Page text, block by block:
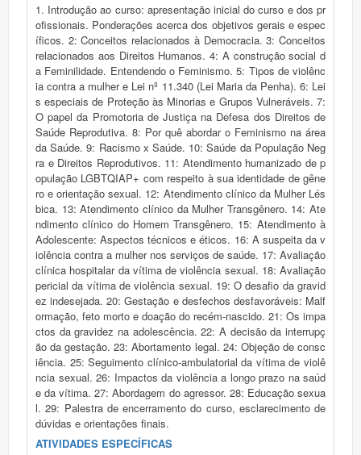
1. Introdução ao curso: apresentação inicial do curso e dos pr
ofissionais. Ponderações acerca dos objetivos gerais e espec
íficos. 2: Conceitos relacionados à Democracia. 3: Conceitos
relacionados aos Direitos Humanos. 4: A construção social d
a Feminilidade. Entendendo o Feminismo. 5: Tipos de violênc
ia contra a mulher e Lei nº 11.340 (Lei Maria da Penha). 6: Lei
s especiais de Proteção às Minorias e Grupos Vulneráveis. 7:
O papel da Promotoria de Justiça na Defesa dos Direitos de
Saúde Reprodutiva. 8: Por quê abordar o Feminismo na área
da Saúde. 9: Racismo x Saúde. 10: Saúde da População Neg
ra e Direitos Reprodutivos. 11: Atendimento humanizado de p
opulação LGBTQIAP+ com respeito à sua identidade de gêne
ro e orientação sexual. 12: Atendimento clínico da Mulher Lés
bica. 13: Atendimento clínico da Mulher Transgênero. 14: Ate
ndimento clínico do Homem Transgênero. 15: Atendimento à
Adolescente: Aspectos técnicos e éticos. 16: A suspeita da v
iolência contra a mulher nos serviços de saúde. 17: Avaliação
clínica hospitalar da vítima de violência sexual. 18: Avaliação
pericial da vítima de violência sexual. 19: O desafio da gravid
ez indesejada. 20: Gestação e desfechos desfavoráveis: Malf
ormação, feto morto e doação do recém-nascido. 21: Os impa
ctos da gravidez na adolescência. 22: A decisão da interrupç
ão da gestação. 23: Abortamento legal. 24: Objeção de consc
iência. 25: Seguimento clínico-ambulatorial da vítima de violê
ncia sexual. 26: Impactos da violência a longo prazo na saúd
e da vítima. 27: Abordagem do agressor. 28: Educação sexua
l. 29: Palestra de encerramento do curso, esclarecimento de
dúvidas e orientações finais.
ATIVIDADES ESPECÍFICAS